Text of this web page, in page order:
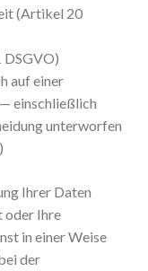
(Artikel 20
auf einer
einschließlich
unterworfen
Ihrer Daten
oder Ihre
in einer Weise
der